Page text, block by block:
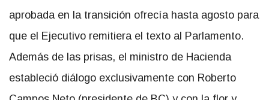
aprobada en la transición ofrecía hasta agosto para
que el Ejecutivo remitiera el texto al Parlamento.
Además de las prisas, el ministro de Hacienda
estableció diálogo exclusivamente con Roberto